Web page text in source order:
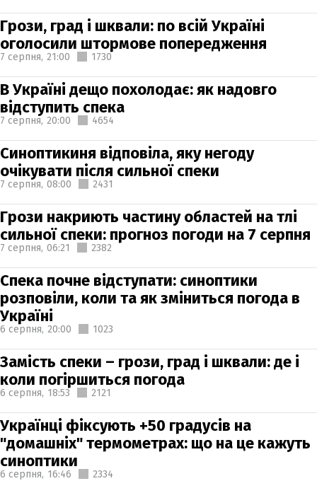
Грози, град і шквали: по всій Україні
оголосили штормове попередження
7 серпня, 21:00 1730
В Україні дещо похолодає: як надовго
відступить спека
7 серпня, 20:00 4654
Синоптикиня відповіла, яку негоду
очікувати після сильної спеки
7 серпня, 08:00 2431
Грози накриють частину областей на тлі
сильної спеки: прогноз погоди на 7 серпня
7 серпня, 06:21 2382
Спека почне відступати: синоптики
розповіли, коли та як зміниться погода в
Україні
6 серпня, 20:00 1023
Замість спеки – грози, град і шквали: де і
коли погіршиться погода
6 серпня, 18:53 2121
Українці фіксують +50 градусів на
"домашніх" термометрах: що на це кажуть
синоптики
6 серпня, 16:46 2334